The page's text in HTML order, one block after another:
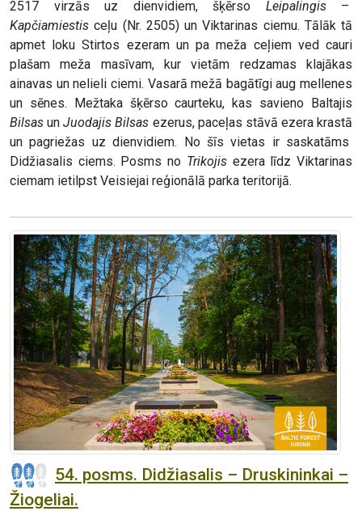
2517 virzās uz dienvidiem, šķērso Leipalingis–
Kapčiamiestis ceļu (Nr. 2505) un Viktarinas ciemu. Tālāk tā
apmet loku Stirtos ezeram un pa meža ceļiem ved cauri
plašam meža masīvam, kur vietām redzamas klajākas
ainavas un nelieli ciemi. Vasarā mežā bagātīgi aug mellenes
un sēnes. Mežtaka šķērso caurteku, kas savieno Baltajis
Bilsas unJuodajis Bilsas ezerus, paceļas stāvā ezera krastā
un pagriežas uz dienvidiem. No šīs vietas ir saskatāms
Didžiasalis ciems. Posms no Trikojisezera līdz Viktarinas
ciemam ietilpst Veisiejai reģionālā parka teritorijā.
54. posms. Didžiasalis – Druskininkai –
Žiogeliai.